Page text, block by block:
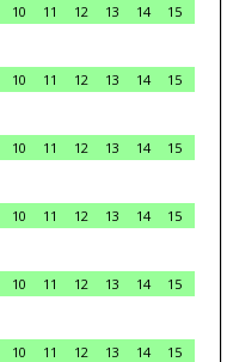
10 11 12 13 14
15
10 11 12 13 14
15
10 11 12 13 14
15
10 11 12 13 14
15
10 11 12 13 14
15
10 11 12 13 14
15